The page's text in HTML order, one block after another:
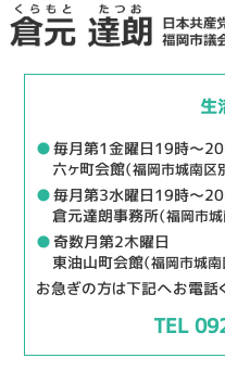
生
●毎月第1金曜日19時～
六ヶ町会館（福岡市城南区
●毎月第3水曜日19時～
倉元達朗事務所（福岡市
●奇数月第2木曜日
東油山町会館（福岡市城
お急ぎの方は下記へお電話
TEL